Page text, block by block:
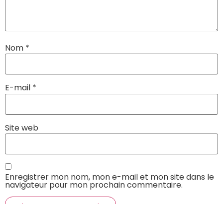
Nom *
E-mail *
Site web
Enregistrer mon nom, mon e-mail et mon site dans le
navigateur pour mon prochain commentaire.